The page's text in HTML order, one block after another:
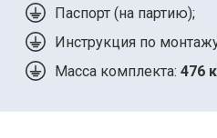
Паспорт (на партию);
Инструкция по
Масса комплекта: 476